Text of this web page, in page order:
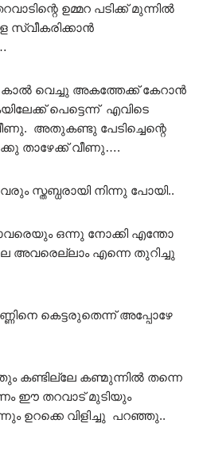
ഉമ്മറ പടിക്ക് മുന്നിൽ
വെച്ചു അകത്തേക്ക് കേറാൻ
പെട്ടെന്ന് എവിടെ
അതുകണ്ടു പേടിച്ചെന്റെ
താഴേക്ക് വീണു….
സ്തബ്ധരായി നിന്നു പോയി..
ഒന്നു നോക്കി എന്തോ
അവരെല്ലാം എന്നെ തുറിച്ചു
കെട്ടരുതെന്ന് അപ്പോഴേ
കണ്ടില്ലേ കണ്മുന്നിൽ തന്നെ
ഈ തറവാട് മുടിയും
ഉറക്കെ വിളിച്ചു പറഞ്ഞു..